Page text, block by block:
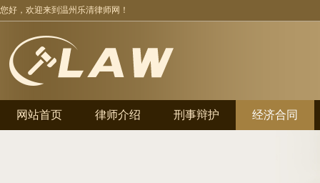
您好，欢迎来到温州乐清律师网！
网站首页 律师介绍 刑事辩护 经济合同